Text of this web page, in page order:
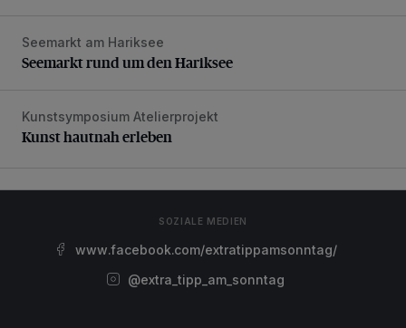
Seemarkt rund um den Hariksee
Seemarkt am Hariksee
Seemarkt rund um den Hariksee
Kunst hautnah erleben
Kunstsymposium Atelierprojekt
Kunst hautnah erleben
SOZIALE MEDIEN
www.facebook.com/extratippamsonntag/
@extra_tipp_am_sonntag